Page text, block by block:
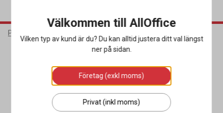
Packa & Skicka
Välkommen till AllOffice
Vilken typ av kund är du? Du kan alltid justera ditt val längst
ner på sidan.
Företag (exkl moms)
Privat (inkl moms)